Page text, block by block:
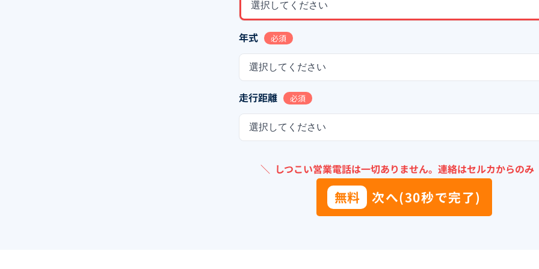
選択してください
年式 必須
選択してください
走行距離 必須
選択してください
＼ しつこい営業電話は一切ありません。 連絡はセルカからのみ
無料 次へ(30秒で完了)